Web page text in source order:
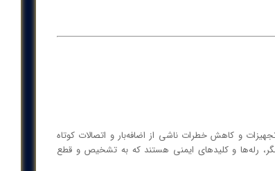
و کاهش خطرات ناشی از اضافه‌بار و اتصالات کوتاه
رله‌ها و کلیدهای ایمنی هستند که به تشخیص و قطع